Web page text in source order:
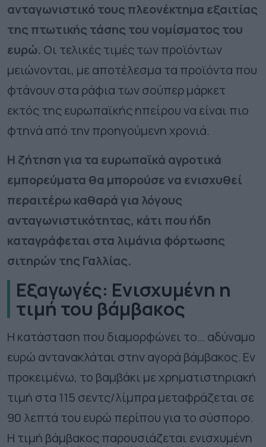
ανταγωνιστικό τους πλεονέκτημα εξαιτίας
της πτωτικής τάσης του νομίσματος του
ευρώ. Οι τελικές τιμές των προϊόντων
μειώνονται, με αποτέλεσμα τα προϊόντα που
φτάνουν στα ράφια των σούπερ μάρκετ
εκτός της ευρωπαϊκής ηπείρου να είναι πιο
φτηνά από την προηγούμενη χρονιά.
Η ζήτηση για τα ευρωπαϊκά αγροτικά
εμπορεύματα θα μπορούσε να ενισχυθεί
περαιτέρω καθαρά για λόγους
ανταγωνιστικότητας, κάτι που ήδη
καταγράφεται στα λιμάνια φόρτωσης
σιτηρών της Γαλλίας.
Εξαγωγές: Ενισχυμένη η
τιμή του βάμβακος
Η κατάσταση που διαμορφώνει το… αδύναμο
ευρώ αντανακλάται στην αγορά βάμβακος. Εν
προκειμένω, το βαμβάκι με χρηματιστηριακή
τιμή στα 115 σεντς/λίμπρα μεταφράζεται σε
90 λεπτά του ευρώ περίπου για το σύσπορο.
Η τιμή βάμβακος παρουσιάζεται ενισχυμένη